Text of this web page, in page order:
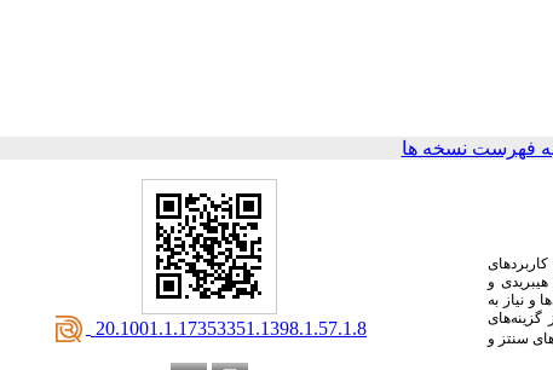
فهرست نسخه ها
‎ 20.1001.1.17353351.1398.1.57.1.8
و
و نیاز به
گزینه‌های
سنتز و